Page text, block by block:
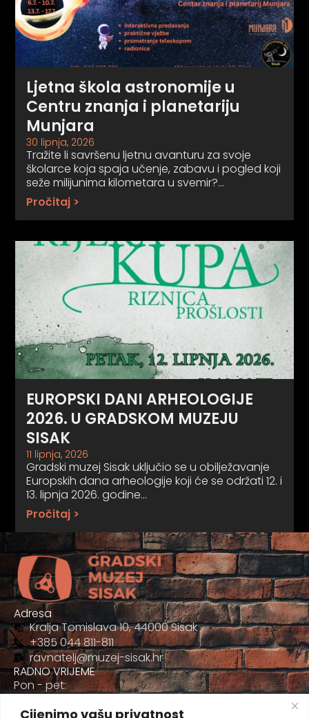
Cijenimo vašu privatnost
Ljetna škola astronomije u
Centru znanja i planetariju
Munjara
30 lipnja, 2026
Tražite li savršenu ljetnu avanturu za svoje
školarce koja spaja učenje, zabavu i pogled koji
seže milijunima kilometara u svemir?…
Pročitaj >
EUROPSKI DANI ARHEOLOGIJE
2026. U GRADSKOM MUZEJU
SISAK
11 lipnja, 2026
Gradski muzej Sisak uključio se u obilježavanje
Europskih dana arheologije koji će se održati 12. i
13. lipnja 2026. godine…
Pročitaj >
Adresa
Kralja Tomislava 10, 44000 Sisak
+385 044 811-811
ravnatelj@muzej-sisak.hr
RADNO VRIJEME
Pon - pet: